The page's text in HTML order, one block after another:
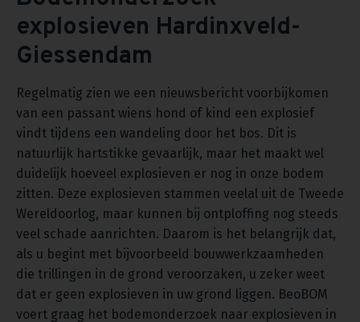
explosieven Hardinxveld-
Giessendam
Regelmatig zien we een nieuwsbericht voorbijkomen
van een passant wiens hond of kind een explosief
vindt tijdens een wandeling door het bos. Dit is
natuurlijk hartstikke gevaarlijk, maar het maakt wel
duidelijk hoeveel explosieven er nog in onze bodem
zitten. Deze explosieven stammen veelal uit de Tweede
Wereldoorlog, maar kunnen bij ontploffing nog steeds
veel schade aanrichten. Daarom is het belangrijk dat,
als u begint met bijvoorbeeld bouwwerkzaamheden
die trillingen in de grond veroorzaken, u zeker weet
dat er geen explosieven in uw grond liggen. BeoBOM
voert graag het bodemonderzoek naar explosieven in